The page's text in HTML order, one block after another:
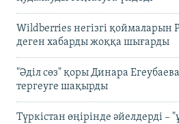
Wildberries негізгі қоймаларын
деген хабарды жоққа шығарды
"Әділ сөз" қоры Динара
тергеуге шақырды
Түркістан өңірінде әйелдерді –